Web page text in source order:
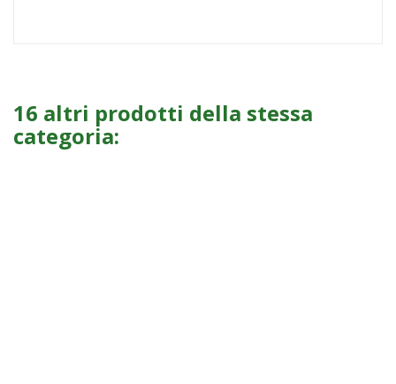
16 altri prodotti della stessa
categoria: